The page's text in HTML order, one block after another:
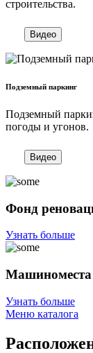
строительства.
Видео
Подземный паркинг
Подземный
погоды и угонов.
Видео
Фонд
Узнать больше
Машиноместа
Узнать больше
Меню каталога